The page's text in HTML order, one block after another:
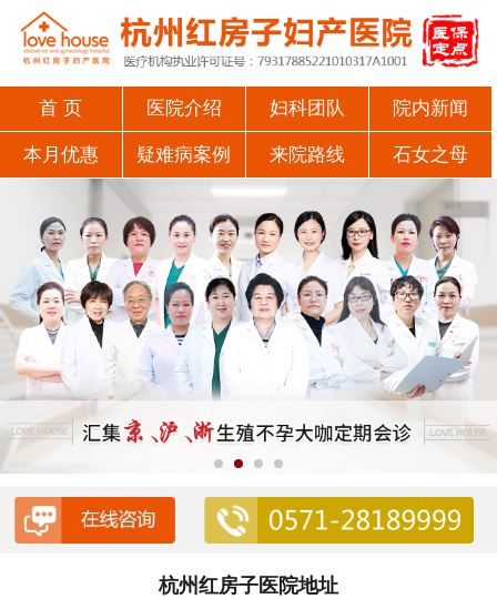
首 页 医院介绍 妇科团队 院内新闻
本月优惠 疑难病案例 来院路线 石女之母
杭州红房子医院地址